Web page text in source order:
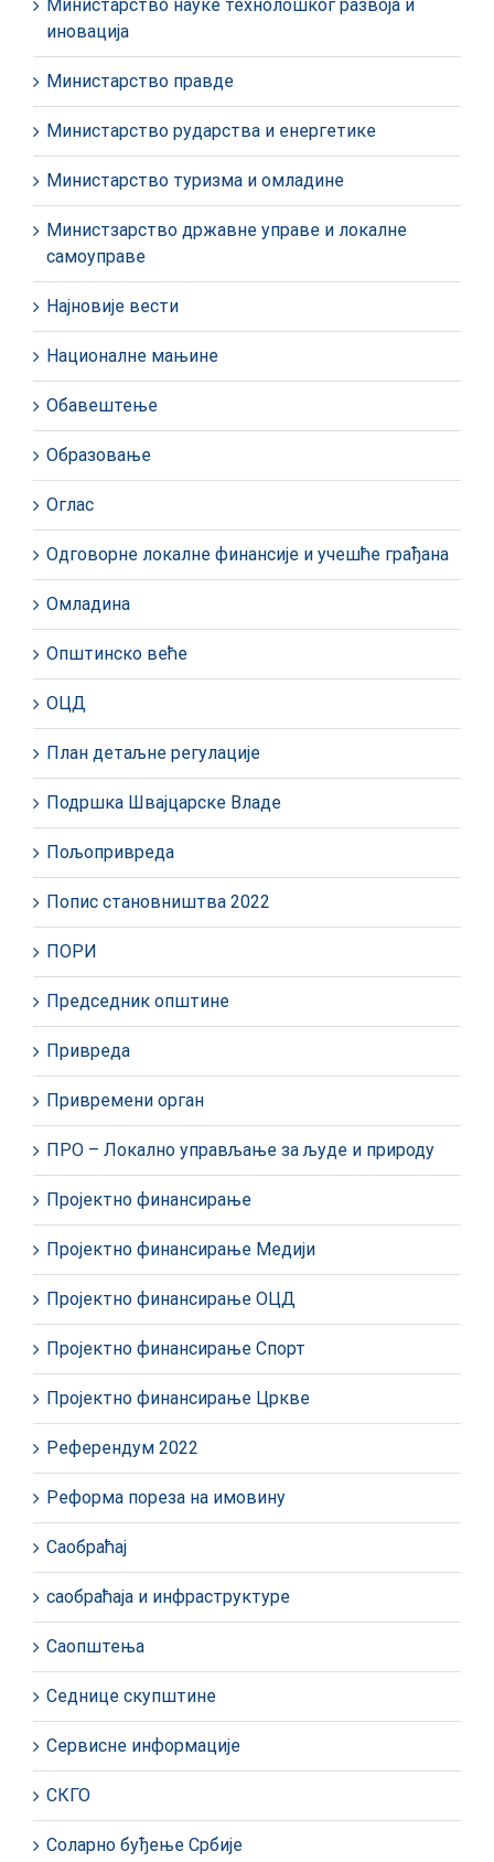
Министарство науке технолошког развоја и
иновација
Министарство правде
Министарство рударства и енергетике
Министарство туризма и омладине
Министзарство државне управе и локалне
самоуправе
Најновије вести
Националне мањине
Обавештење
Образовање
Оглас
Одговорне локалне финансије и учешће грађана
Омладина
Општинско веће
ОЦД
План детаљне регулације
Подршка Швајцарске Владе
Пољопривреда
Попис становништва 2022
ПОРИ
Председник општине
Привреда
Привремени орган
ПРО – Локално управљање за људе и природу
Пројектно финансирање
Пројектно финансирање Медији
Пројектно финансирање ОЦД
Пројектно финансирање Спорт
Пројектно финансирање Цркве
Референдум 2022
Реформа пореза на имовину
Саобраћај
саобраћаја и инфраструктуре
Саопштења
Седнице скупштине
Сервисне информације
СКГО
Соларно буђење Србије